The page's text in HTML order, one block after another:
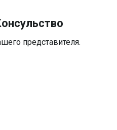
представителя.